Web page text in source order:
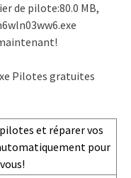
de pilote:80.0 MB,
Pilotes gratuites
et réparer vos
pour
vous!